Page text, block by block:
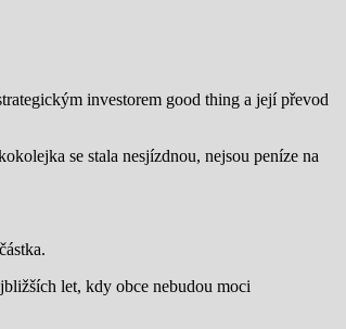
investorem good thing a její převod
se stala nesjízdnou, nejsou peníze na
let, kdy obce nebudou moci